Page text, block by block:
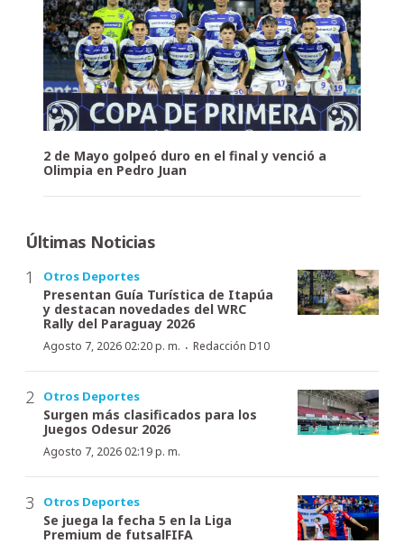
2 de Mayo golpeó duro en el final y venció a
Olimpia en Pedro Juan
Últimas Noticias
Otros Deportes
Presentan Guía Turística de Itapúa
y destacan novedades del WRC
Rally del Paraguay 2026
Agosto 7, 2026 02:20 p. m. · Redacción D10
Otros Deportes
Surgen más clasificados para los
Juegos Odesur 2026
Agosto 7, 2026 02:19 p. m.
Otros Deportes
Se juega la fecha 5 en la Liga
Premium de futsalFIFA